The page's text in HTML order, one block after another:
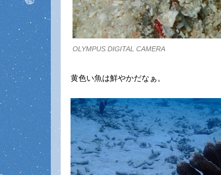
OLYMPUS DIGITAL CAMERA
黄色い魚は鮮やかだなぁ。